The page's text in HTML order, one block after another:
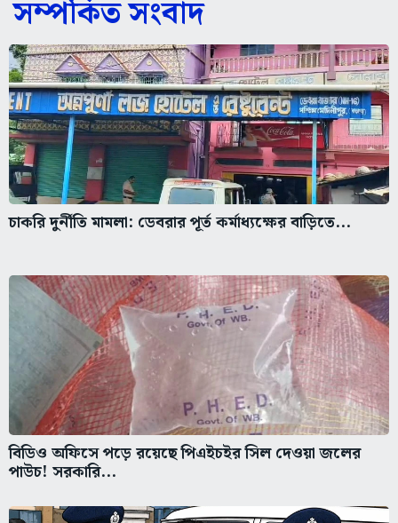
সম্পর্কিত সংবাদ
চাকরি দুর্নীতি মামলা: ডেবরার পূর্ত কর্মাধ্যক্ষের বাড়িতে...
বিডিও অফিসে পড়ে রয়েছে পিএইচইর সিল দেওয়া জলের
পাউচ! সরকারি...